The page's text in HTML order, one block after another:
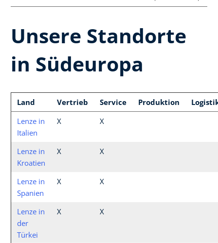
Unsere Standorte
in Südeuropa
Land Vertrieb Service Produktion
Lenze in
Italien
X X
Lenze in
Kroatien
X X
Lenze in
Spanien
X X
Lenze in
der
Türkei
X X